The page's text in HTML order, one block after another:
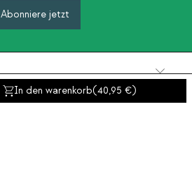
In den warenkorb(40,95 )
Abonniere jetzt